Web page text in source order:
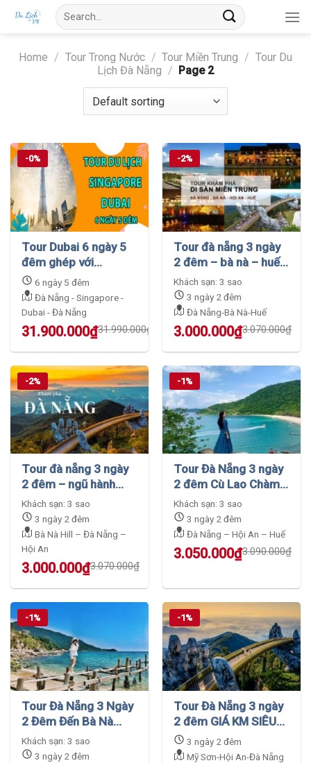
Skip
Search
for:
Home / Tour Trong Nước / Tour Miền Trung / Tour Du
Lịch Đà Nẵng / Page 2
-0%
Tour Dubai 6 ngày 5
đêm ghép với
Singapore khởi hành
từ Đà Nẵng
6 ngày 5 đêm
Đà Nẵng - Singapore -
Dubai - Đà Nẵng
31.990.000₫
Original
31.990.000₫.
31.900.000₫
Current
31.900.000₫.
-2%
Tour đà nẵng 3 ngày
2 đêm – bà nà – huế
– giá cực tốt
Khách sạn: 3 sao
3 ngày 2 đêm
Đà Nẵng-Bà Nà-Huế
3.070.000₫
Original
3.070.000₫.
3.000.000₫
Current
3.000.000₫.
-2%
Tour đà nẵng 3 ngày
2 đêm – ngũ hành
sơn – hội an – bà nà
hills
Khách sạn: 3 sao
3 ngày 2 đêm
Bà Nà Hill – Đà Nẵng –
Hội An
3.070.000₫
Original
3.070.000₫.
3.000.000₫
Current
3.000.000₫.
-1%
Tour Đà Nẵng 3 ngày
2 đêm Cù Lao Chàm
du lịch biển giá sale
sốc
Khách sạn: 3 sao
3 ngày 2 đêm
Đà Nẵng – Hội An – Huế
3.090.000₫
Original
3.090.000₫.
3.050.000₫
Current
3.050.000₫.
-1%
Tour Đà Nẵng 3 Ngày
2 Đêm Đến Bà Nà
Hills – Cù Lao Chàm
Và Hội An
Khách sạn: 3 sao
3 ngày 2 đêm
-1%
Tour Đà Nẵng 3 ngày
2 đêm GIÁ KM SIÊU
RẺ3 ngày 2 đêm
Mỹ Sơn-Hội An-Đà Nẵng